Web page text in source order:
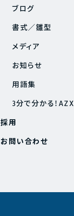
ブログ
書式／雛型
メディア
お知らせ
用語集
3分で分かる！AZX
採用
お問い合わせ